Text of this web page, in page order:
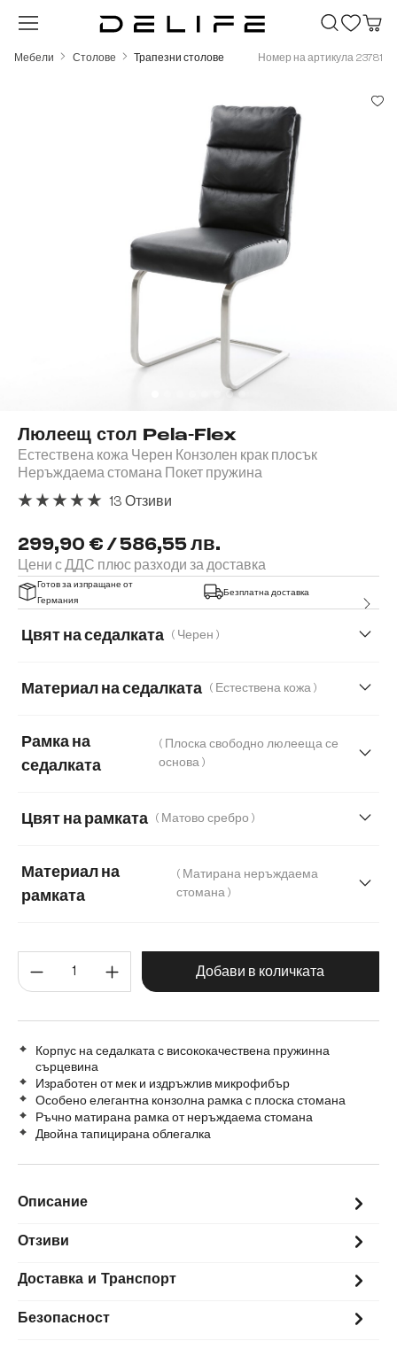
Преминете към основното съдържание
Мебели Столове Трапезни столове Номер на артикула 23781
Люлеещ стол Pela-Flex
Естествена кожа Черен Конзолен крак плосък
Неръждаема стомана Покет пружина
299,90 € / 586,55 лв.
Цени с ДДС плюс разходи за доставка
13 Отзиви
Готов за изпращане от
Германия
Безплатна доставка
Цвят на седалката ( Черен )
Материал на седалката ( Естествена кожа )
Меко букле Мек текстилен плат с текстура
Рамка на
седалката
( Плоска свободно люлееща се
основа )
Цвят на рамката ( Матово сребро )
Материал на
рамката
( Матирана неръждаема
стомана )
Графитена неръждаема стомана Дъб
Количество на продукта:
Добави в количката
Корпус на седалката с висококачествена пружинна
сърцевина
Изработен от мек и издръжлив микрофибър
Особено елегантна конзолна рамка с плоска стомана
Ръчно матирана рамка от неръждаема стомана
Двойна тапицирана облегалка
Описание
Отзиви
Доставка и Транспорт
Безопасност